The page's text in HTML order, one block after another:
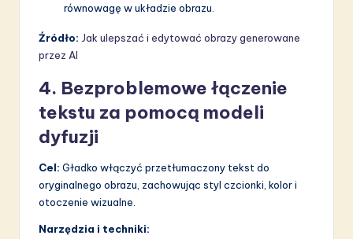
równowagę w układzie obrazu.
Źródło: Jak ulepszać i edytować obrazy generowane
przez AI
4. Bezproblemowe łączenie
tekstu za pomocą modeli
dyfuzji
Cel: Gładko włączyć przetłumaczony tekst do
oryginalnego obrazu, zachowując styl czcionki, kolor i
otoczenie wizualne.
Narzędzia i techniki: